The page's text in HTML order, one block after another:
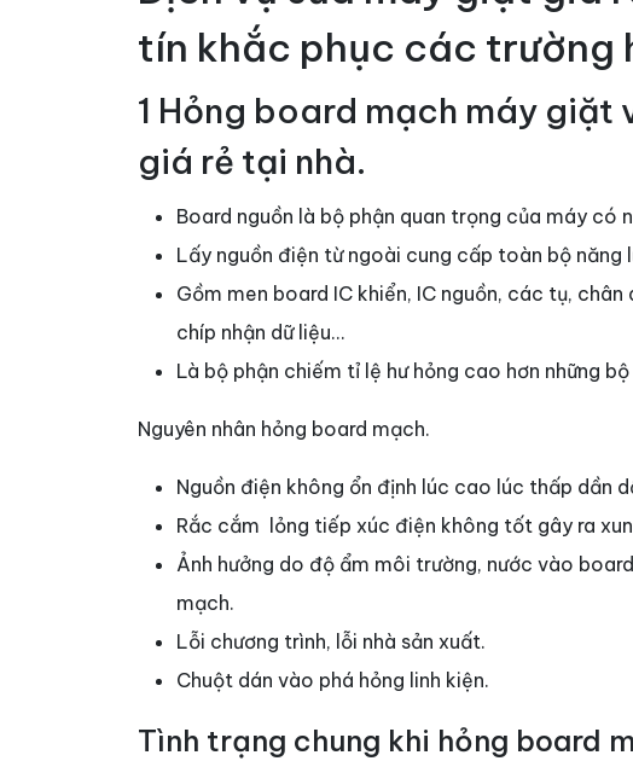
tín khắc phục các trường
1 Hỏng board mạch máy giặt
giá rẻ tại nhà.
Board nguồn là bộ phận quan trọng của máy có
Lấy nguồn điện từ ngoài cung cấp toàn bộ
Gồm men board IC khiển, IC nguồn, các tụ,
chíp nhận dữ liệu…
Là bộ phận chiếm tỉ lệ hư hỏng cao hơn những
Nguyên nhân hỏng board mạch.
Nguồn điện không ổn định lúc cao lúc thấp dần
Rắc cắm lỏng tiếp xúc điện không tốt gây ra
Ảnh hưởng do độ ẩm môi trường, nước vào
mạch.
Lỗi chương trình, lỗi nhà sản xuất.
Chuột dán vào phá hỏng linh kiện.
Tình trạng chung khi hỏng board